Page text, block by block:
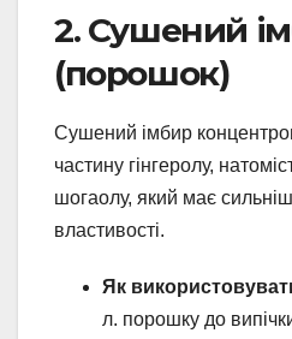
2. Сушений
(порошок)
Сушений імбир
частину гінгеролу,
шогаолу, який має
властивості.
Як
л. порошку до